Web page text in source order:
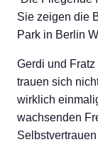
Sie zeigen die
Park in Berlin
Gerdi und
trauen sich
wirklich
wachsenden